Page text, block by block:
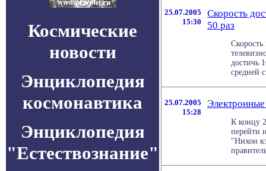
Космические
новости
Энциклопедия
космонавтика
Энциклопедия
"Естествознание"
25.07.2005
15:30
Скорость
50 раз
достичь
средней
25.07.2005
15:28
К концу
перейти
"Нихон